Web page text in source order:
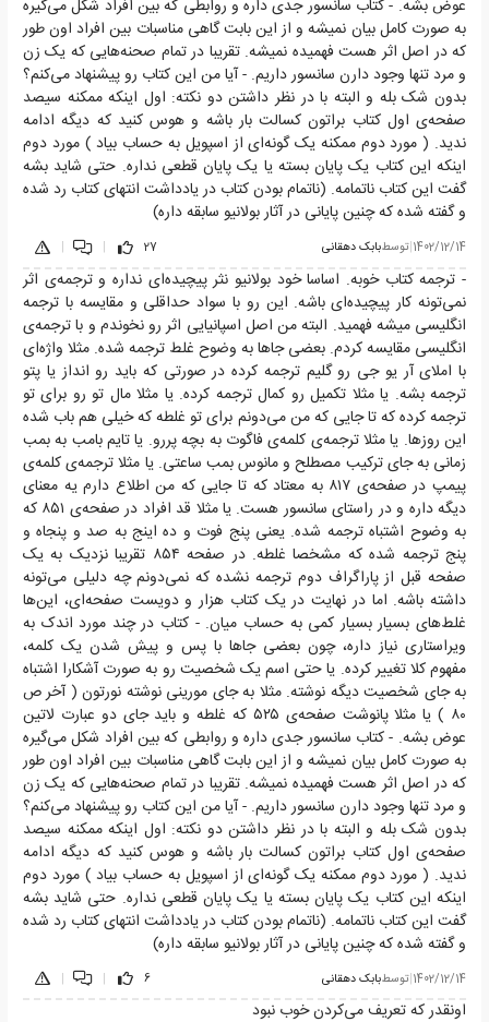
عوض بشه. - کتاب سانسور جدی داره و روابطی که بین افراد شکل می‌گیره
به صورت کامل بیان نمیشه و از این بابت گاهی مناسبات بین افراد اون طور
که در اصل اثر هست فهمیده نمیشه. تقریبا در تمام صحنه‌هایی که یک زن
و مرد تنها وجود دارن سانسور داریم. - آیا من این کتاب رو پیشنهاد می‌کنم؟
بدون شک بله و البته با در نظر داشتن دو نکته: اول اینکه ممکنه سیصد
صفحه‌ی اول کتاب براتون کسالت بار باشه و هوس کنید که دیگه ادامه
ندید. ( مورد دوم ممکنه یک گونه‌ای از اسپویل به حساب بیاد ) مورد دوم
اینکه این کتاب یک پایان بسته یا یک پایان قطعی نداره. حتی شاید بشه
گفت این کتاب ناتمامه. (ناتمام بودن کتاب در یادداشت انتهای کتاب رد شده
و گفته شده که چنین پایانی در آثار بولانیو سابقه داره)
1402/12/14
|توسطبابک دهقانی 27
|
|
- ترجمه کتاب خوبه. اساسا خود بولانیو نثر پیچیده‌ای نداره و ترجمه‌ی اثر
نمی‌تونه کار پیچیده‌ای باشه. این رو با سواد حداقلی و مقایسه با ترجمه
انگلیسی میشه فهمید. البته من اصل اسپانیایی اثر رو نخوندم و با ترجمه‌ی
انگلیسی مقایسه کردم. بعضی جاها به وضوح غلط ترجمه شده. مثلا واژه‌ای
با املای آر یو جی رو گلیم ترجمه کرده در صورتی که باید رو انداز یا پتو
ترجمه بشه. یا مثلا تکمیل رو کمال ترجمه کرده. یا مثلا مال تو رو برای تو
ترجمه کرده که تا جایی که من می‌دونم برای تو غلطه که خیلی هم باب شده
این روز‌ها. یا مثلا ترجمه‌ی کلمه‌ی فاگوت به بچه پررو. یا تایم بامب به بمب
زمانی به جای ترکیب مصطلح و مانوس بمب ساعتی. یا مثلا ترجمه‌ی کلمه‌ی
پیمپ در صفحه‌ی ۸۱۷ به معتاد که تا جایی که من اطلاع دارم یه معنای
دیگه داره و در راستای سانسور هست. یا مثلا قد افراد در صفحه‌ی ۸۵۱ که
به وضوح اشتباه ترجمه شده. یعنی پنج فوت و ده اینج به صد و پنجاه و
پنج ترجمه شده که مشخصا غلطه. در صفحه ۸۵۴ تقریبا نزدیک به یک
صفحه قبل از پاراگراف دوم ترجمه نشده که نمی‌دونم چه دلیلی می‌تونه
داشته باشه. اما در نهایت در یک کتاب هزار و دویست صفحه‌ای، این‌ها
غلط‌های بسیار بسیار کمی به حساب میان. - کتاب در چند مورد اندک به
ویراستاری نیاز داره، چون بعضی جا‌ها با پس و پیش شدن یک کلمه،
مفهوم کلا تغییر کرده. یا حتی اسم یک شخصیت رو به صورت آشکارا اشتباه
به جای شخصیت دیگه نوشته. مثلا به جای مورینی نوشته نورتون ( آخر ص
۸۰ ) یا مثلا پانوشت صفحه‌ی ۵۲۵ که غلطه و باید جای دو عبارت لاتین
عوض بشه. - کتاب سانسور جدی داره و روابطی که بین افراد شکل می‌گیره
به صورت کامل بیان نمیشه و از این بابت گاهی مناسبات بین افراد اون طور
که در اصل اثر هست فهمیده نمیشه. تقریبا در تمام صحنه‌هایی که یک زن
و مرد تنها وجود دارن سانسور داریم. - آیا من این کتاب رو پیشنهاد می‌کنم؟
بدون شک بله و البته با در نظر داشتن دو نکته: اول اینکه ممکنه سیصد
صفحه‌ی اول کتاب براتون کسالت بار باشه و هوس کنید که دیگه ادامه
ندید. ( مورد دوم ممکنه یک گونه‌ای از اسپویل به حساب بیاد ) مورد دوم
اینکه این کتاب یک پایان بسته یا یک پایان قطعی نداره. حتی شاید بشه
گفت این کتاب ناتمامه. (ناتمام بودن کتاب در یادداشت انتهای کتاب رد شده
و گفته شده که چنین پایانی در آثار بولانیو سابقه داره)
1402/12/14
|توسطبابک دهقانی 6
|
|
اونقدر که تعریف می‌کردن خوب نبود